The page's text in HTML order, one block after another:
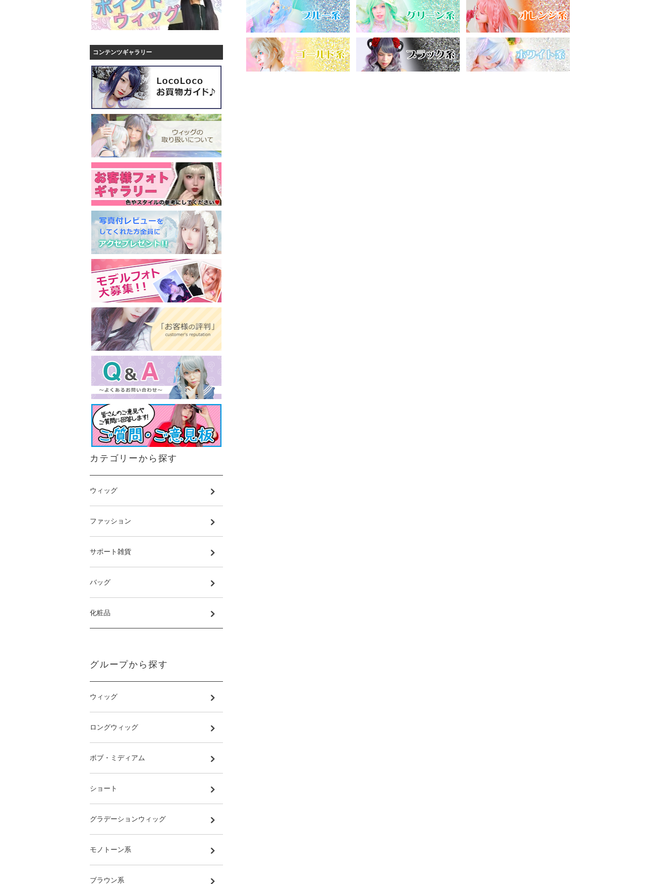
コンテンツギャラリー
カテゴリーから探す
ウィッグ
ファッション
サポート雑貨
バッグ
化粧品
グループから探す
ウィッグ
ロングウィッグ
ボブ・ミディアム
ショート
グラデーションウィッグ
モノトーン系
ブラウン系